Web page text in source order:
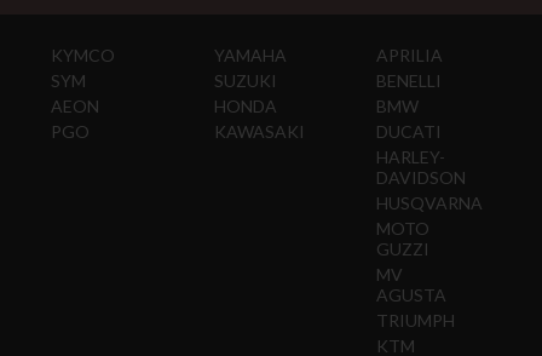
KYMCO
SYM
AEON
PGO
YAMAHA
SUZUKI
HONDA
KAWASAKI
APRILIA
BENELLI
BMW
DUCATI
HARLEY-
DAVIDSON
HUSQVARNA
MOTO
GUZZI
MV
AGUSTA
TRIUMPH
KTM